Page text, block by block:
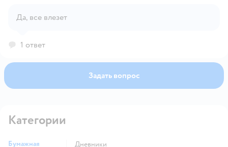
Да, все влезет
1 ответ
Задать вопрос
Категории
Бумажная Дневники